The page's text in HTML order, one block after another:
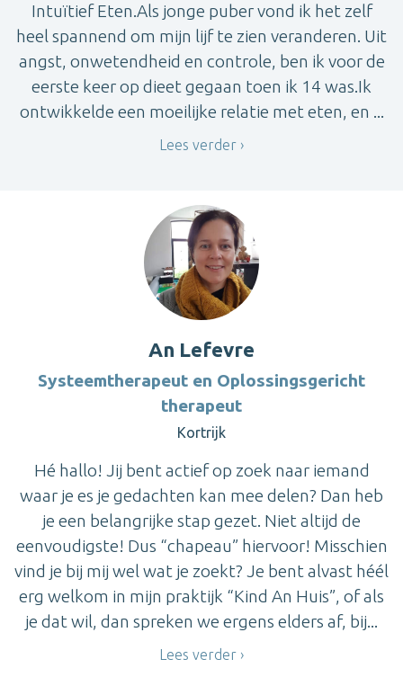
Intuïtief Eten.Als jonge puber vond ik het zelf
heel spannend om mijn lijf te zien veranderen. Uit
angst, onwetendheid en controle, ben ik voor de
eerste keer op dieet gegaan toen ik 14 was.Ik
ontwikkelde een moeilijke relatie met eten, en ...
Lees verder
An Lefevre
Systeemtherapeut en Oplossingsgericht
therapeut
Kortrijk
Hé hallo! Jij bent actief op zoek naar iemand
waar je es je gedachten kan mee delen? Dan heb
je een belangrijke stap gezet. Niet altijd de
eenvoudigste! Dus “chapeau” hiervoor! Misschien
vind je bij mij wel wat je zoekt? Je bent alvast héél
erg welkom in mijn praktijk “Kind An Huis”, of als
je dat wil, dan spreken we ergens elders af, bij...
Lees verder